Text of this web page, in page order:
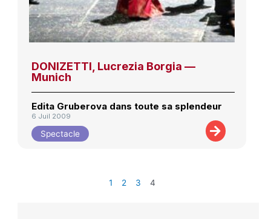
DONIZETTI, Lucrezia Borgia —
Munich
Edita Gruberova dans toute sa splendeur
6 Juil 2009
Spectacle
1 2 3 4